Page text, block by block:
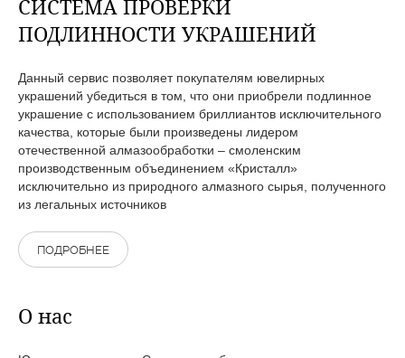
СИСТЕМА ПРОВЕРКИ
ПОДЛИННОСТИ УКРАШЕНИЙ
Данный сервис позволяет покупателям ювелирных
украшений убедиться в том, что они приобрели подлинное
украшение с использованием бриллиантов исключительного
качества, которые были произведены лидером
отечественной алмазообработки – смоленским
производственным объединением «Кристалл»
исключительно из природного алмазного сырья, полученного
из легальных источников
ПОДРОБНЕЕ
О нас